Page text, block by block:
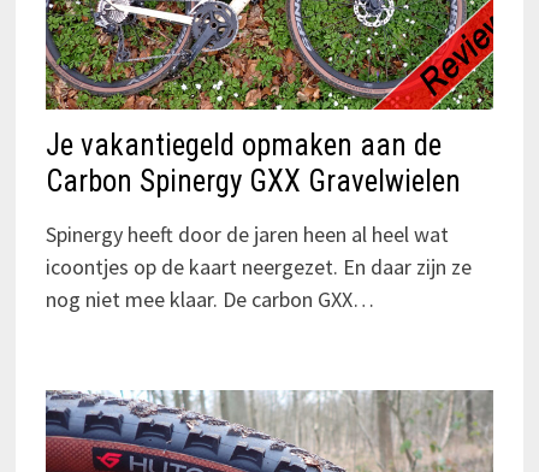
Je vakantiegeld opmaken aan de
Carbon Spinergy GXX Gravelwielen
Spinergy heeft door de jaren heen al heel wat
icoontjes op de kaart neergezet. En daar zijn ze
nog niet mee klaar. De carbon GXX…